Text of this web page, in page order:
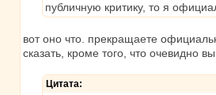
публичную критику, то я
вот оно что. прекращаете
сказать, кроме того, что очевидно
Цитата: